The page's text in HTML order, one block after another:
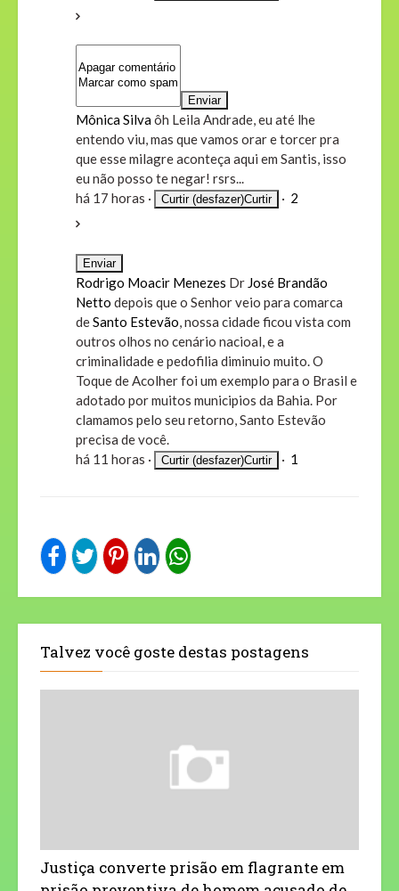
Mônica Silvaôh Leila Andrade, eu até lhe
entendo viu, mas que vamos orar e torcer pra
que esse milagre aconteça aqui em Santis, isso
eu não posso te negar! rsrs...
há 17 horas · Curtir (desfazer)Curtir · 2
Rodrigo Moacir Menezes Dr José Brandão
Netto depois que o Senhor veio para comarca
deSanto Estevão, nossa cidade ficou vista com
outros olhos no cenário nacioal, e a
criminalidade e pedofilia diminuio muito. O
Toque de Acolher foi um exemplo para o Brasil e
adotado por muitos municipios da Bahia. Por
clamamos pelo seu retorno, Santo Estevão
precisa de você.
há 11 horas · Curtir (desfazer)Curtir · 1
Talvez você goste destas postagens
Justiça converte prisão em flagrante em